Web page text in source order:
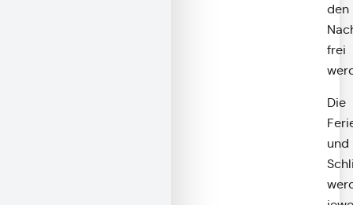
den
frei
Die
und